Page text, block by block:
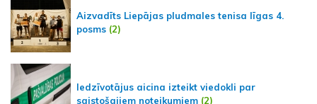
Aizvadīts Liepājas pludmales tenisa līgas 4.
posms (2)
Iedzīvotājus aicina izteikt viedokli par
saistošajiem noteikumiem (2)